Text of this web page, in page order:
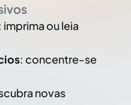
: imprima ou leia
: concentre-se
novas